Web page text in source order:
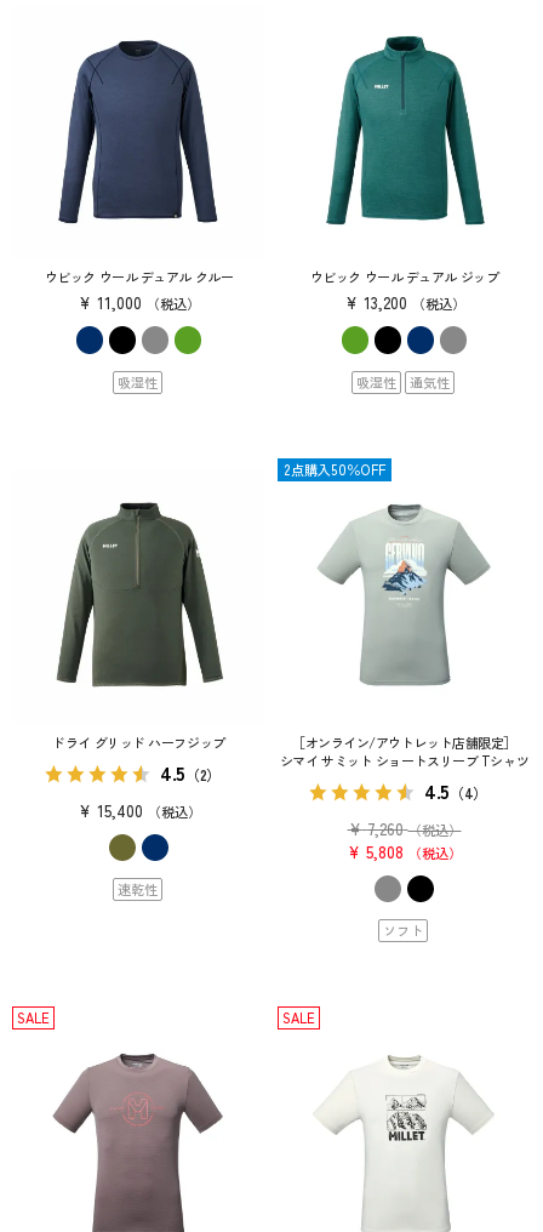
ウビック ウール デュアル クルー
¥ 11,000 税込
吸湿性
ウビック ウール デュアル ジップ
¥ 13,200 税込
吸湿性 通気性
ドライ グリッド ハーフジップ
4.5 （2）
¥ 15,400 税込
速乾性
［オンライン/アウトレット店舗限定］
シマイ サミット ショートスリーブ Tシャツ
4.5 （4）
¥ 7,260 （税込）
¥ 5,808 税込
SALE
ソフト
2点購入50％OFF
SALE SALE